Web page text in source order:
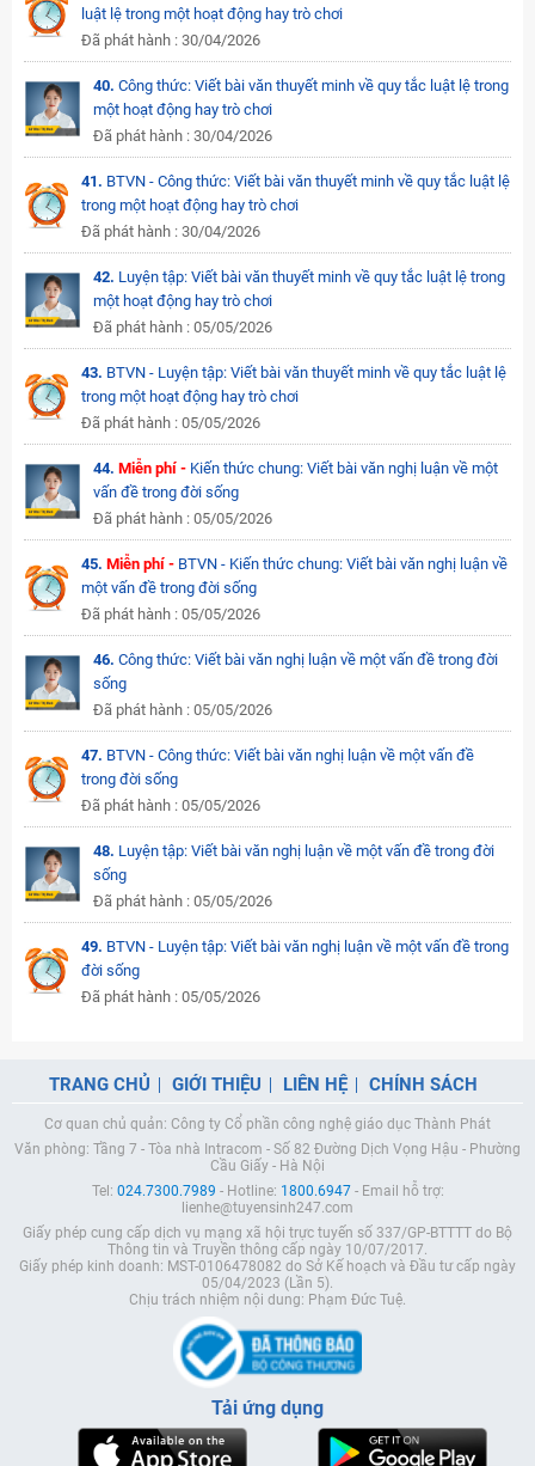
luật lệ trong một hoạt động hay trò chơi
Đã phát hành : 30/04/2026
40. Công thức: Viết bài văn thuyết minh về quy tắc luật lệ trong
một hoạt động hay trò chơi
Đã phát hành : 30/04/2026
41. BTVN - Công thức: Viết bài văn thuyết minh về quy tắc luật lệ
trong một hoạt động hay trò chơi
Đã phát hành : 30/04/2026
42. Luyện tập: Viết bài văn thuyết minh về quy tắc luật lệ trong
một hoạt động hay trò chơi
Đã phát hành : 05/05/2026
43. BTVN - Luyện tập: Viết bài văn thuyết minh về quy tắc luật lệ
trong một hoạt động hay trò chơi
Đã phát hành : 05/05/2026
44. Miễn phí - Kiến thức chung: Viết bài văn nghị luận về một
vấn đề trong đời sống
Đã phát hành : 05/05/2026
45.Miễn phí - BTVN - Kiến thức chung: Viết bài văn nghị luận về
một vấn đề trong đời sống
Đã phát hành : 05/05/2026
46. Công thức: Viết bài văn nghị luận về một vấn đề trong đời
sống
Đã phát hành : 05/05/2026
47. BTVN - Công thức: Viết bài văn nghị luận về một vấn đề
trong đời sống
Đã phát hành : 05/05/2026
48. Luyện tập: Viết bài văn nghị luận về một vấn đề trong đời
sống
Đã phát hành : 05/05/2026
49. BTVN - Luyện tập: Viết bài văn nghị luận về một vấn đề trong
đời sống
Đã phát hành : 05/05/2026
TRANG CHỦ GIỚI THIỆU LIÊN HỆ CHÍNH SÁCH
Cơ quan chủ quản: Công ty Cổ phần công nghệ giáo dục Thành Phát
Văn phòng: Tầng 7 - Tòa nhà Intracom - Số 82 Đường Dịch Vọng Hậu - Phường
Cầu Giấy - Hà Nội
Tel: 024.7300.7989 - Hotline: 1800.6947- Email hỗ trợ:
lienhe@tuyensinh247.com
Giấy phép cung cấp dịch vụ mạng xã hội trực tuyến số 337/GP-BTTTT do Bộ
Thông tin và Truyền thông cấp ngày 10/07/2017.
Giấy phép kinh doanh: MST-0106478082 do Sở Kế hoạch và Đầu tư cấp ngày
05/04/2023 (Lần 5).
Chịu trách nhiệm nội dung: Phạm Đức Tuệ.
Tải ứng dụng